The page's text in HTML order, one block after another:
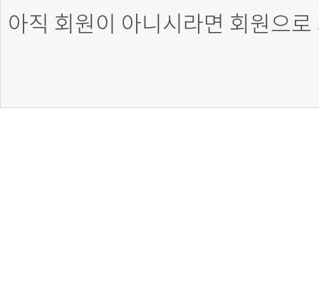
아직 회원이 아니시라면 회원으